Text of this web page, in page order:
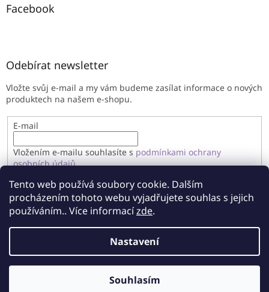
Tento web používá soubory cookie. Dalším
procházením tohoto webu vyjadřujete souhlas s jejich
používáním.. Více informacízde.
Nastavení
Souhlasím
Facebook
Odebírat newsletter
Vložte svůj e-mail a my vám budeme zasílat informace o nových
produktech na našem e-shopu.
E-mail
Vložením e-mailu souhlasíte s podmínkami ochrany
osobních údajů
PŘIHLÁSIT SE
Vytvořil Shoptet
Imandragora. Všechna práva vyhrazena.